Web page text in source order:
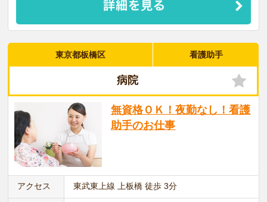
東京都板橋区 看護助手
病院
無資格ＯＫ！夜勤なし！看護
助手のお仕事
アクセス 東武東上線 上板橋 徒歩 3分